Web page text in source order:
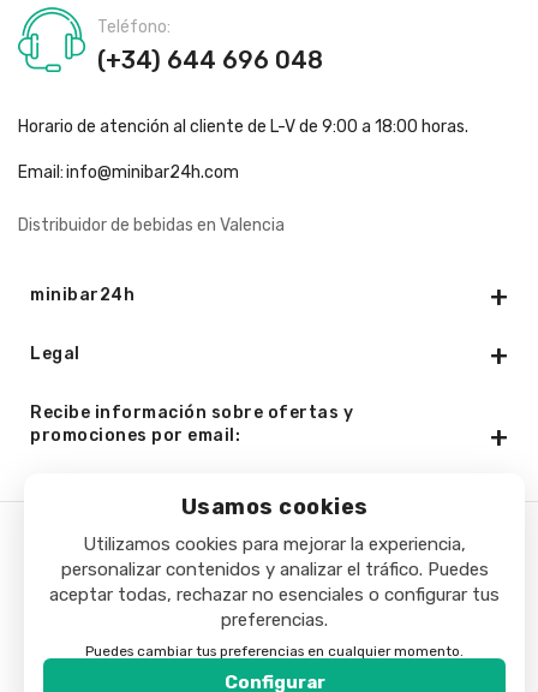
Usamos cookies
Utilizamos cookies para mejorar la experiencia,
personalizar contenidos y analizar el tráfico. Puedes
aceptar todas, rechazar no esenciales o configurar tus
preferencias.
Puedes cambiar tus preferencias en cualquier momento.
Configurar
Teléfono:
(+34) 644 696 048
Horario de atención al cliente de L-V de 9:00 a 18:00 horas.
Email:info@minibar24h.com
Distribuidor de bebidas en Valencia
minibar24h
Legal
Recibe información sobre ofertas y
promociones por email:
Copyright © 2025 - Minibar24h.com. Todos los derechos
reservados.